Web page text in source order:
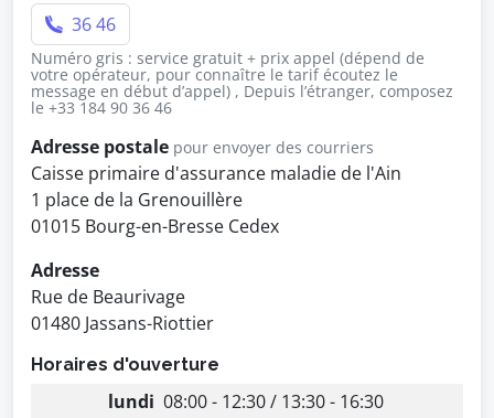
36 46
Numéro gris : service gratuit + prix appel (dépend de
votre opérateur, pour connaître le tarif écoutez le
message en début d’appel) , Depuis l’étranger, composez
le +33 184 90 36 46
Adresse postale pour envoyer des courriers
Caisse primaire d'assurance maladie de l'Ain
1 place de la Grenouillère
01015 Bourg-en-Bresse Cedex
Adresse
Rue de Beaurivage
01480 Jassans-Riottier
Horaires d'ouverture
lundi 08:00 - 12:30 / 13:30 - 16:30